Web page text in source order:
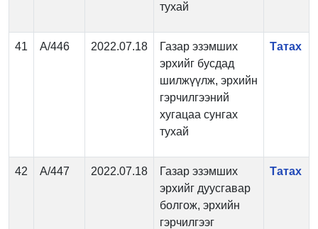
тухай
41 А/446 2022.07.18
Газар эзэмших
эрхийг бусдад
шилжүүлж, эрхийн
гэрчилгээний
хугацаа сунгах
тухай
Татах
42 А/447 2022.07.18
Газар эзэмших
эрхийг дуусгавар
болгож, эрхийн
гэрчилгээг
Татах